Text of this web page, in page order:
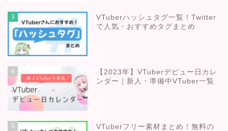
3
VTuberハッシュタグ一覧！Twitter
で人気・おすすめタグまとめ
4
【2023年】VTuberデビュー日カレ
ンダー｜新人・準備中VTuber一覧
5
VTuberフリー素材まとめ！無料の